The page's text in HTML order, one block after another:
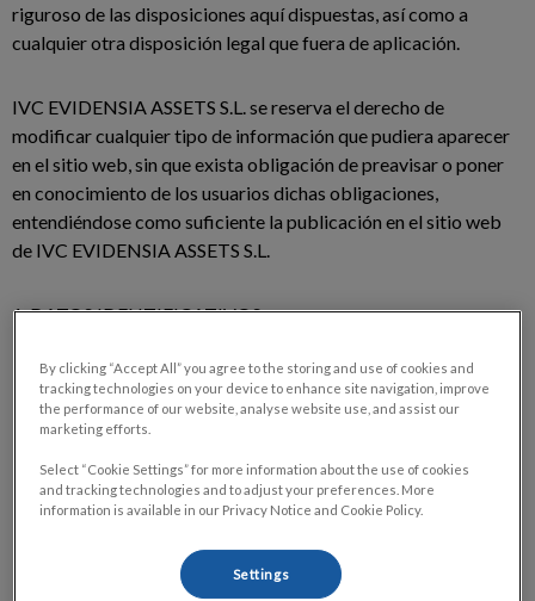
riguroso de las disposiciones aquí dispuestas, así como a
cualquier otra disposición legal que fuera de aplicación.
IVC EVIDENSIA ASSETS S.L. se reserva el derecho de
modificar cualquier tipo de información que pudiera aparecer
en el sitio web, sin que exista obligación de preavisar o poner
en conocimiento de los usuarios dichas obligaciones,
entendiéndose como suficiente la publicación en el sitio web
de IVC EVIDENSIA ASSETS S.L.
1. DATOS IDENTIFICATIVOS
Nombre de dominio: hvmolins.com/
Nombre comercial: HOSPITAL VETERINARIO MOLINS
Denominación social: IVC EVIDENSIA ASSETS S.L.
By clicking “Accept All” you agree to the storing and use of cookies and
tracking technologies on your device to enhance site navigation, improve
the performance of our website, analyse website use, and assist our
marketing efforts.
Select “Cookie Settings” for more information about the use of cookies
and tracking technologies and to adjust your preferences. More
information is available in our Privacy Notice and Cookie Policy.
Settings